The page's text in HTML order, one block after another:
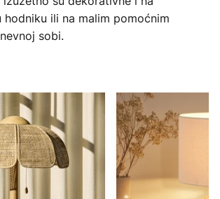
hodniku ili na malim pomoćnim
sobi.